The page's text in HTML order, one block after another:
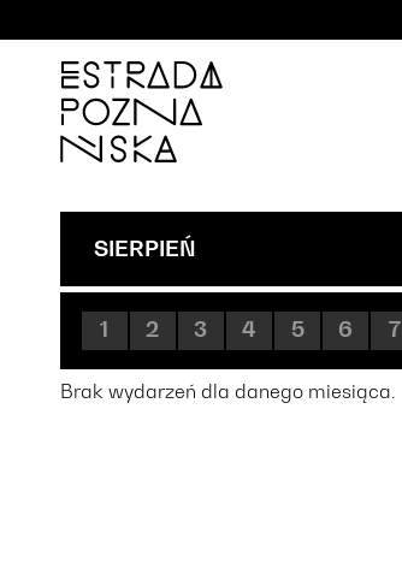
SIERPIEŃ
1 2 3 4 5 6 7
Brak wydarzeń dla danego miesiąca.